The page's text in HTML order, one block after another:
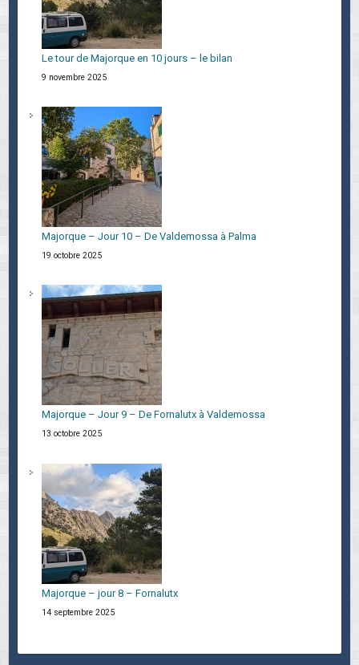
Le tour de Majorque en 10 jours – le bilan
9 novembre 2025
Majorque – Jour 10 – De Valdemossa à Palma
19 octobre 2025
Majorque – Jour 9 – De Fornalutx à Valdemossa
13 octobre 2025
Majorque – jour 8 – Fornalutx
14 septembre 2025